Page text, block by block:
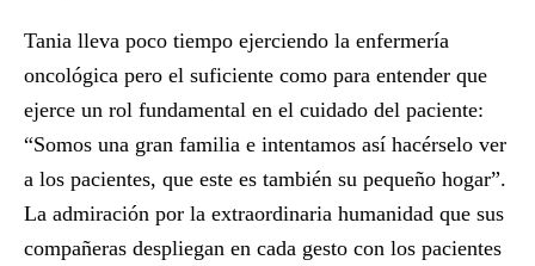
Tania lleva poco tiempo ejerciendo la enfermería
oncológica pero el suficiente como para entender que
ejerce un rol fundamental en el cuidado del paciente:
“Somos una gran familia e intentamos así hacérselo ver
a los pacientes, que este es también su pequeño hogar”.
La admiración por la extraordinaria humanidad que sus
compañeras despliegan en cada gesto con los pacientes